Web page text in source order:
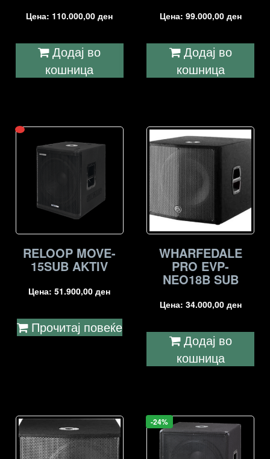
Цена: 110.000,00ден
Додај во
кошница
Цена: 99.000,00 ден
Додај во
кошница
RELOOP MOVE-
15SUB AKTIV
Цена:51.900,00ден
Прочитај повеќе
WHARFEDALE
PRO EVP-
NEO18B SUB
Цена: 34.000,00 ден
Додај во
кошница
-24%